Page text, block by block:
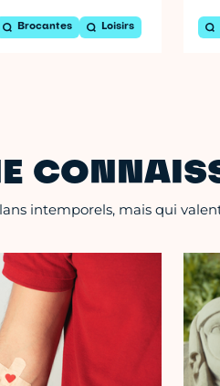
Brocantes Loisirs
intemporels, mais qui